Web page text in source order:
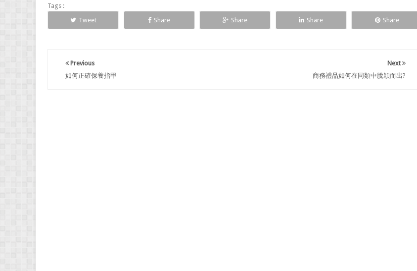
Tags :
Tweet
Share Share Share Share
Next
商務禮品如何在同類中脫穎而出?
Previous
如何正確保養指甲